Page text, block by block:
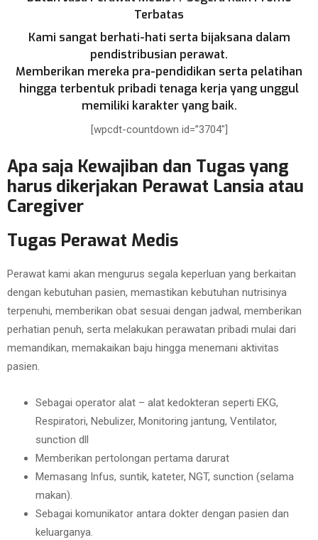
Terbatas
Kami sangat berhati-hati serta bijaksana dalam
pendistribusian perawat.
Memberikan mereka pra-pendidikan serta pelatihan
hingga terbentuk pribadi tenaga kerja yang unggul
memiliki karakter yang baik.
[wpcdt-countdown id=”3704″]
Apa saja Kewajiban dan Tugas yang
harus dikerjakan Perawat Lansia atau
Caregiver
Tugas Perawat Medis
Perawat kami akan mengurus segala keperluan yang berkaitan
dengan kebutuhan pasien, memastikan kebutuhan nutrisinya
terpenuhi, memberikan obat sesuai dengan jadwal, memberikan
perhatian penuh, serta melakukan perawatan pribadi mulai dari
memandikan, memakaikan baju hingga menemani aktivitas
pasien.
Sebagai operator alat – alat kedokteran seperti EKG,
Respiratori, Nebulizer, Monitoring jantung, Ventilator,
sunction dll
Memberikan pertolongan pertama darurat
Memasang Infus, suntik, kateter, NGT, sunction (selama
makan).
Sebagai komunikator antara dokter dengan pasien dan
keluarganya.